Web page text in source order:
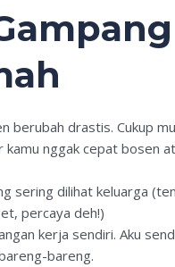
berubah drastis. Cukup
nggak cepat bosen
sering dilihat keluarga
percaya deh!)
kerja sendiri. Aku
bareng.